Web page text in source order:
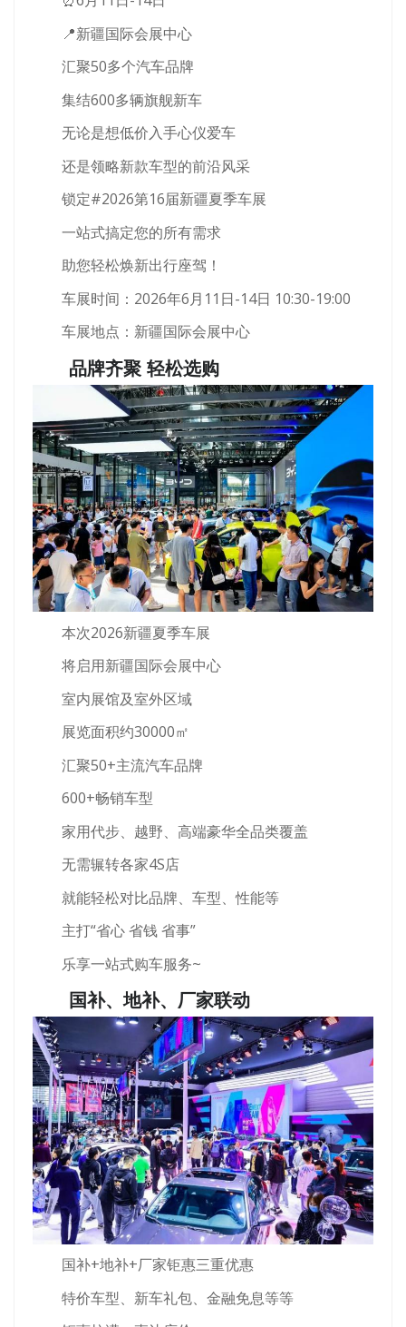
📍新疆国际会展中心
汇聚50多个汽车品牌
集结600多辆旗舰新车
无论是想低价入手心仪爱车
还是领略新款车型的前沿风采
锁定#2026第16届新疆夏季车展
一站式搞定您的所有需求
助您轻松焕新出行座驾！
车展时间：2026年6月11日-14日 10:30-19:00
车展地点：新疆国际会展中心
品牌齐聚 轻松选购
本次2026新疆夏季车展
将启用新疆国际会展中心
室内展馆及室外区域
展览面积约30000㎡
汇聚50+主流汽车品牌
600+畅销车型
家用代步、越野、高端豪华全品类覆盖
无需辗转各家4S店
就能轻松对比品牌、车型、性能等
主打“省心 省钱 省事”
乐享一站式购车服务~
国补、地补、厂家联动
国补+地补+厂家钜惠三重优惠
特价车型、新车礼包、金融免息等等